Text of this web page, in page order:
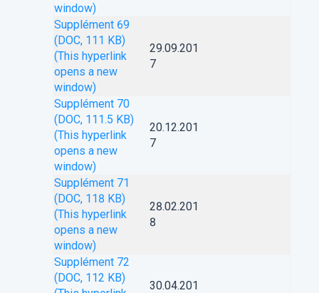
window)
Supplément 69
(DOC, 111 KB)
(This hyperlink
opens a new
window)
29.09.201
7
Supplément 70
(DOC, 111.5 KB)
(This hyperlink
opens a new
window)
20.12.201
7
Supplément 71
(DOC, 118 KB)
(This hyperlink
opens a new
window)
28.02.201
8
Supplément 72
(DOC, 112 KB)
30.04.201